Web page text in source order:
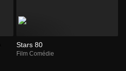
Stars 80
Film Comédie